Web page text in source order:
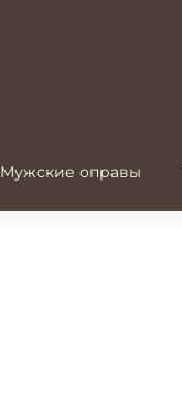
Мужские оправы